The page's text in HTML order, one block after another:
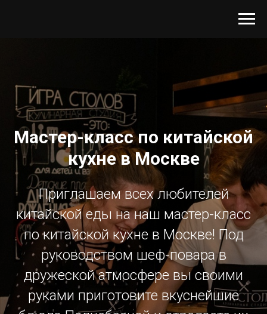
Мастер-класс по китайской
кухне в Москве
Приглашаем всех любителей
китайской еды на наш мастер-класс
по китайской кухне в Москве! Под
руководством шеф-повара в
дружеской атмосфере вы своими
руками приготовите вкуснейшие